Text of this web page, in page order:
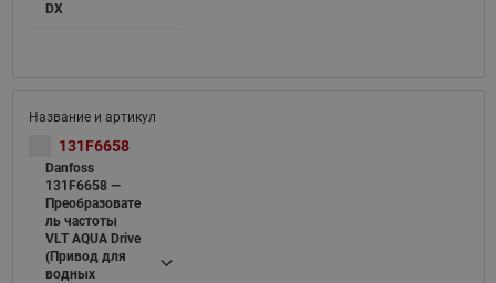
DX
131F6658
Danfoss
131F6658 —
Преобразовате
ль частоты
VLT AQUA Drive
(Привод для
водных